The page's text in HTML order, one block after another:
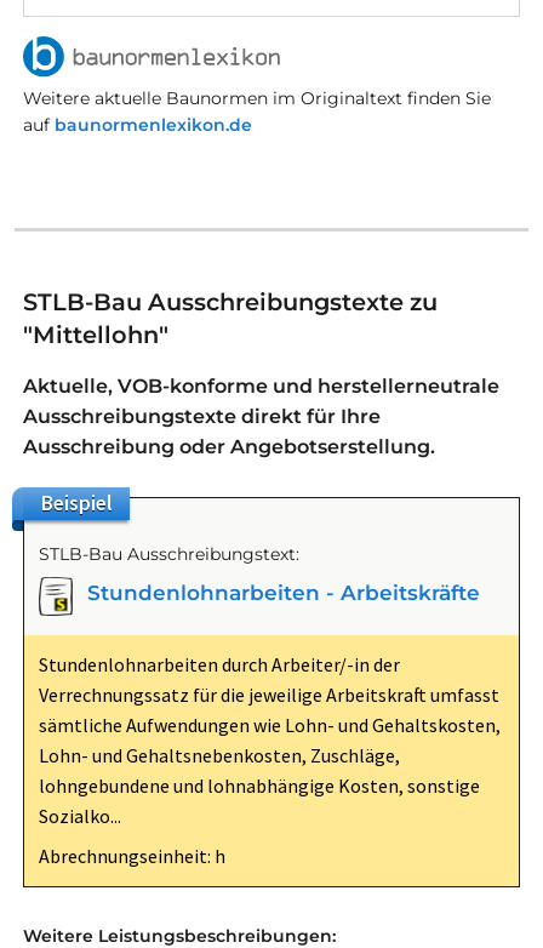
Weitere aktuelle Baunormen im Originaltext finden Sie
auf baunormenlexikon.de
STLB-Bau Ausschreibungstexte zu
"Mittellohn"
Aktuelle, VOB-konforme und herstellerneutrale
Ausschreibungstexte direkt für Ihre
Ausschreibung oder Angebotserstellung.
Beispiel
STLB-Bau Ausschreibungstext:
Stundenlohnarbeiten - Arbeitskräfte
Stundenlohnarbeiten durch Arbeiter/-in der
Verrechnungssatz für die jeweilige Arbeitskraft umfasst
sämtliche Aufwendungen wie Lohn- und Gehaltskosten,
Lohn- und Gehaltsnebenkosten, Zuschläge,
lohngebundene und lohnabhängige Kosten, sonstige
Sozialko...
Abrechnungseinheit: h
Weitere Leistungsbeschreibungen: